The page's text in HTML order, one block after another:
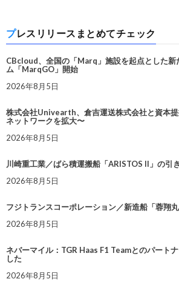
プレスリリースまとめてチェック
CBcloud、全国の「Marq」施設を起点とした新
ム「MarqGO」開始
2026年8月5日
株式会社Univearth、倉吉運送株式会社と資本
ネットワークを拡大〜
2026年8月5日
川崎重工業／ばら積運搬船「ARISTOS II」の引
2026年8月5日
フジトランスコーポレーション／新造船「蓉翔
2026年8月5日
ネバーマイル：TGR Haas F1 Teamとのパート
した
2026年8月5日